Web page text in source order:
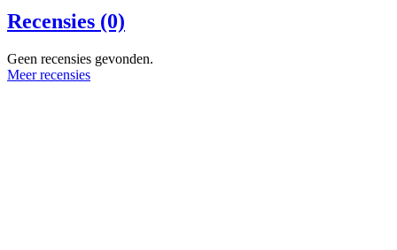
Recensies (0)
Geen recensies gevonden.
Meer recensies